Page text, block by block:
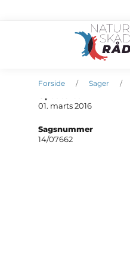
Forside Sager
01. marts 2016
Sagsnummer
14/07662